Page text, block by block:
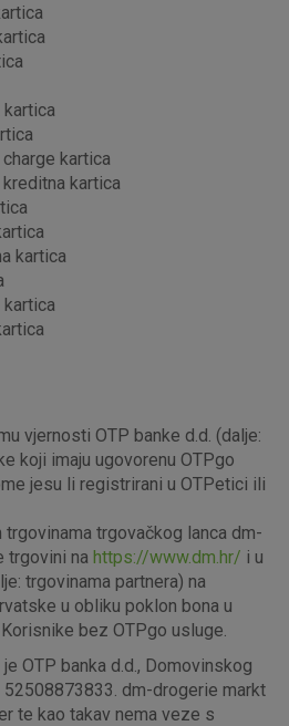
kartica
kartica
kartica
vjernosti OTP banke d.d. (dalje:
koji imaju ugovorenu OTPgo
jesu li registrirani u OTPetici ili
trgovačkog lanca dm-
trgovini na https://www.dm.hr/ i u
trgovinama partnera) na
u obliku poklon bona u
bez OTPgo usluge.
OTP banka d.d., Domovinskog
52508873833. dm-drogerie markt
te kao takav nema veze s